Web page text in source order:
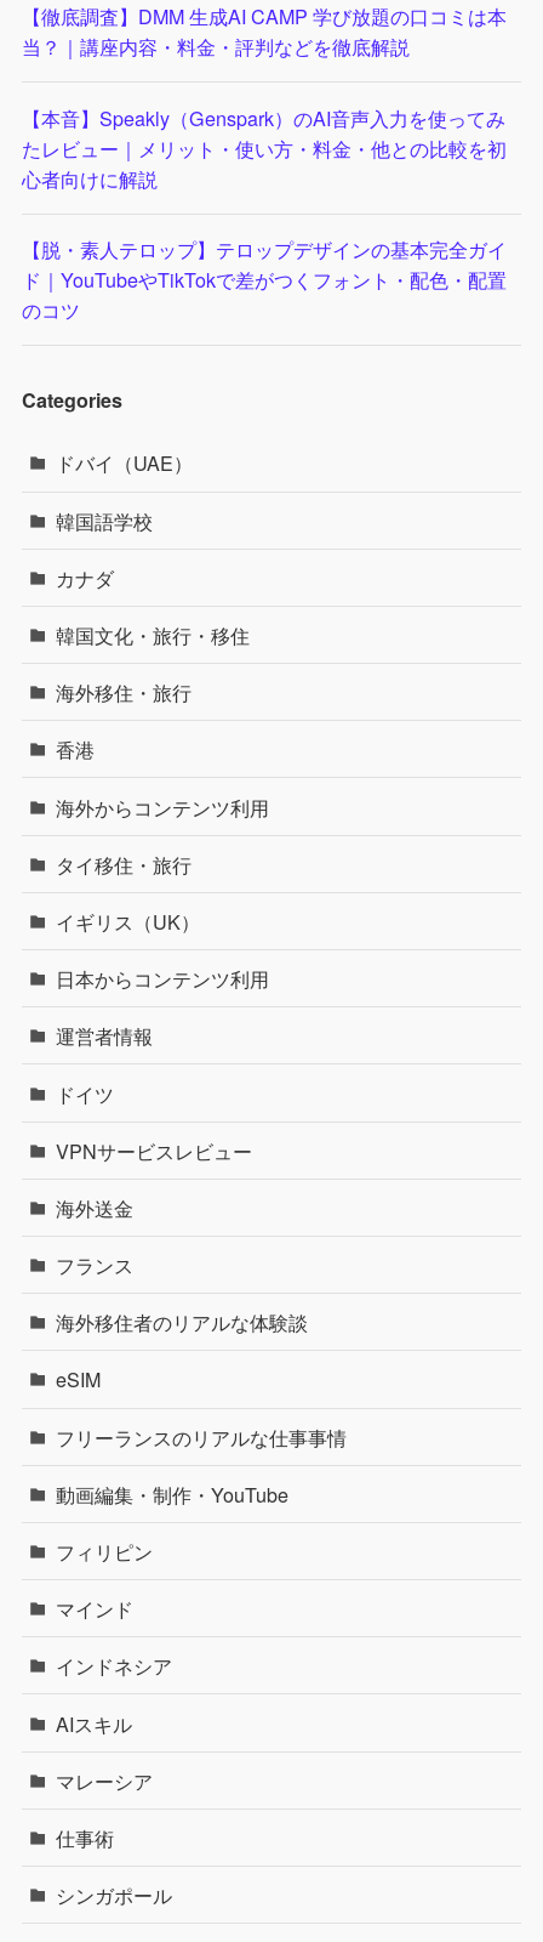
【徹底調査】DMM 生成AI CAMP 学び放題の口コミは本
当？｜講座内容・料金・評判などを徹底解説
【本音】Speakly（Genspark）のAI音声入力を使ってみ
たレビュー｜メリット・使い方・料金・他との比較を初
心者向けに解説
【脱・素人テロップ】テロップデザインの基本完全ガイ
ド｜YouTubeやTikTokで差がつくフォント・配色・配置
のコツ
Categories
ドバイ（UAE）
韓国語学校
カナダ
韓国文化・旅行・移住
海外移住・旅行
香港
海外からコンテンツ利用
タイ移住・旅行
イギリス（UK）
日本からコンテンツ利用
運営者情報
ドイツ
VPNサービスレビュー
海外送金
フランス
海外移住者のリアルな体験談
eSIM
フリーランスのリアルな仕事事情
動画編集・制作・YouTube
フィリピン
マインド
インドネシア
AIスキル
マレーシア
仕事術
シンガポール